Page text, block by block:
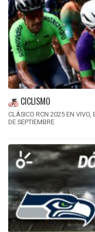
CICLISMO
CLÁSICO RCN 2025 EN VIVO,
DE SEPTIEMBRE